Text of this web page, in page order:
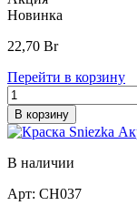
Новинка
22,70 Br
Перейти в корзину
В корзину
В наличии
Арт: СН037